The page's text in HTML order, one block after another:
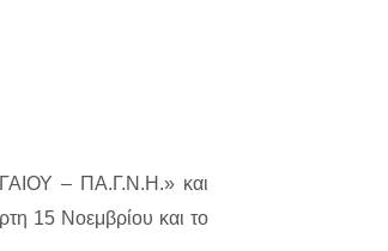
– ΠΑ.Γ.Ν.Η.» και
15 Νοεμβρίου και το